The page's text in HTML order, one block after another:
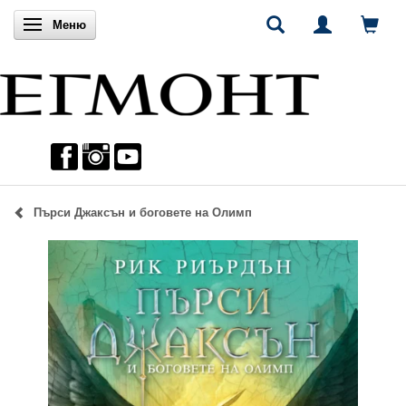
Включи навигацията
Меню
Пърси Джаксън и боговете на Олимп